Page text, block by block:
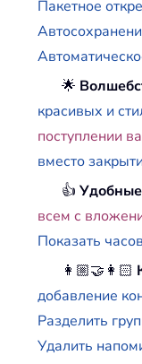
Пакетное
🌟
красивых и
поступлении
вместо
👍
всем с
Показать
👩🏼‍🤝‍👩🏻
добавление
Разделить
Удалить